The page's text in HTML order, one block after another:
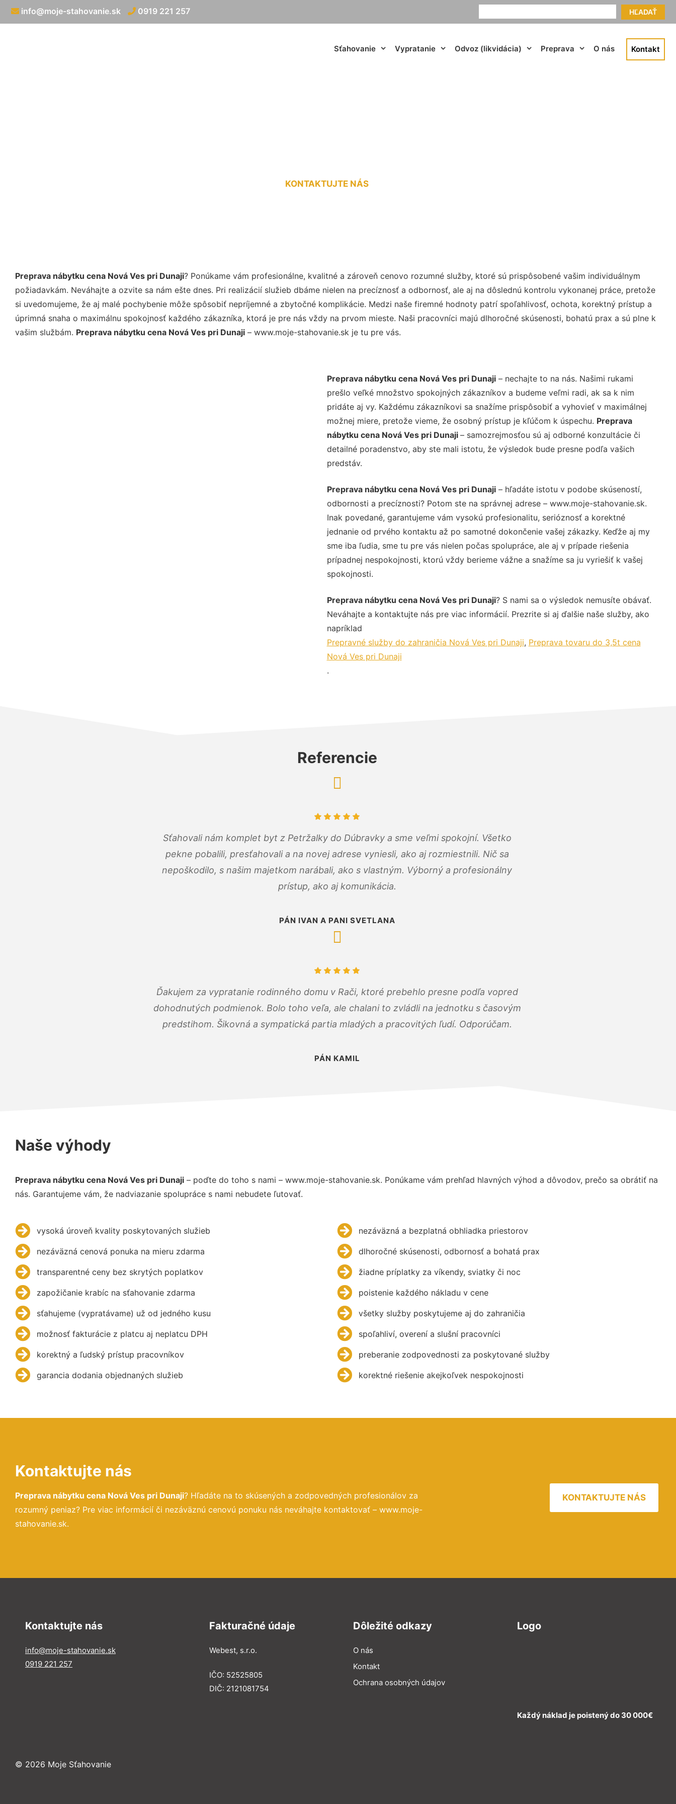
HĽADAŤ
info@moje-stahovanie.sk 0919 221 257
Sťahovanie Vypratanie Odvoz (likvidácia) Preprava O nás Kontakt
KONTAKTUJTE NÁS
Preprava nábytku cena Nová Ves pri Dunaji? Ponúkame vám profesionálne, kvalitné a zároveň cenovo rozumné služby, ktoré sú prispôsobené vašim individuálnym
požiadavkám. Neváhajte a ozvite sa nám ešte dnes. Pri realizácií služieb dbáme nielen na precíznosť a odbornosť, ale aj na dôslednú kontrolu vykonanej práce, pretože
si uvedomujeme, že aj malé pochybenie môže spôsobiť nepríjemné a zbytočné komplikácie. Medzi naše firemné hodnoty patrí spoľahlivosť, ochota, korektný prístup a
úprimná snaha o maximálnu spokojnosť každého zákazníka, ktorá je pre nás vždy na prvom mieste. Naši pracovníci majú dlhoročné skúsenosti, bohatú prax a sú plne k
vašim službám. Preprava nábytku cena Nová Ves pri Dunaji – www.moje-stahovanie.sk je tu pre vás.
Preprava nábytku cena Nová Ves pri Dunaji– nechajte to na nás. Našimi rukami
prešlo veľké množstvo spokojných zákazníkov a budeme veľmi radi, ak sa k nim
pridáte aj vy. Každému zákazníkovi sa snažíme prispôsobiť a vyhovieť v maximálnej
možnej miere, pretože vieme, že osobný prístup je kľúčom k úspechu. Preprava
nábytku cena Nová Ves pri Dunaji – samozrejmosťou sú aj odborné konzultácie či
detailné poradenstvo, aby ste mali istotu, že výsledok bude presne podľa vašich
predstáv.
Preprava nábytku cena Nová Ves pri Dunaji– hľadáte istotu v podobe skúseností,
odbornosti a precíznosti? Potom ste na správnej adrese – www.moje-stahovanie.sk.
Inak povedané, garantujeme vám vysokú profesionalitu, serióznosť a korektné
jednanie od prvého kontaktu až po samotné dokončenie vašej zákazky. Keďže aj my
sme iba ľudia, sme tu pre vás nielen počas spolupráce, ale aj v prípade riešenia
prípadnej nespokojnosti, ktorú vždy berieme vážne a snažíme sa ju vyriešiť k vašej
spokojnosti.
Preprava nábytku cena Nová Ves pri Dunaji? S nami sa o výsledok nemusíte obávať.
Neváhajte a kontaktujte nás pre viac informácií. Prezrite si aj ďalšie naše služby, ako
napríklad
Prepravné služby do zahraničia Nová Ves pri Dunaji, Preprava tovaru do 3,5t cena
Nová Ves pri Dunaji
.
Referencie
Sťahovali nám komplet byt z Petržalky do Dúbravky a sme veľmi spokojní. Všetko
pekne pobalili, presťahovali a na novej adrese vyniesli, ako aj rozmiestnili. Nič sa
nepoškodilo, s našim majetkom narábali, ako s vlastným. Výborný a profesionálny
prístup, ako aj komunikácia.
PÁN IVAN A PANI SVETLANA
Ďakujem za vypratanie rodinného domu v Rači, ktoré prebehlo presne podľa vopred
dohodnutých podmienok. Bolo toho veľa, ale chalani to zvládli na jednotku s časovým
predstihom. Šikovná a sympatická partia mladých a pracovitých ľudí. Odporúčam.
PÁN KAMIL
Naše výhody
Preprava nábytku cena Nová Ves pri Dunaji – poďte do toho s nami – www.moje-stahovanie.sk. Ponúkame vám prehľad hlavných výhod a dôvodov, prečo sa obrátiť na
nás. Garantujeme vám, že nadviazanie spolupráce s nami nebudete ľutovať.
vysoká úroveň kvality poskytovaných služieb
nezáväzná cenová ponuka na mieru zdarma
transparentné ceny bez skrytých poplatkov
zapožičanie krabíc na sťahovanie zdarma
sťahujeme (vypratávame) už od jedného kusu
možnosť fakturácie z platcu aj neplatcu DPH
korektný a ľudský prístup pracovníkov
garancia dodania objednaných služieb
nezáväzná a bezplatná obhliadka priestorov
dlhoročné skúsenosti, odbornosť a bohatá prax
žiadne príplatky za víkendy, sviatky či noc
poistenie každého nákladu v cene
všetky služby poskytujeme aj do zahraničia
spoľahliví, overení a slušní pracovníci
preberanie zodpovednosti za poskytované služby
korektné riešenie akejkoľvek nespokojnosti
Kontaktujte nás
Preprava nábytku cena Nová Ves pri Dunaji? Hľadáte na to skúsených a zodpovedných profesionálov za
rozumný peniaz? Pre viac informácií či nezáväznú cenovú ponuku nás neváhajte kontaktovať – www.moje-
stahovanie.sk.
KONTAKTUJTE NÁS
Kontaktujte nás
info@moje-stahovanie.sk
0919 221 257
Fakturačné údaje
Webest, s.r.o.
IČO: 52525805
DIČ: 2121081754
Dôležité odkazy
O nás
Kontakt
Ochrana osobných údajov
Logo
Každý náklad je poistený do 30 000€
© 2026 Moje Sťahovanie